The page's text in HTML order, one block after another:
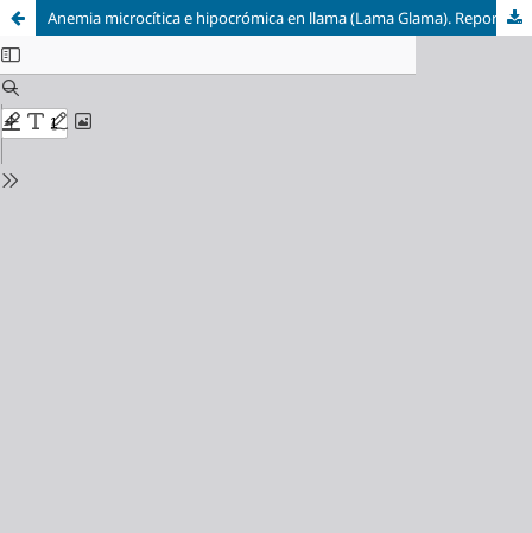
Anemia microcítica e hipocrómica en llama (Lama Glama). Reporte de caso